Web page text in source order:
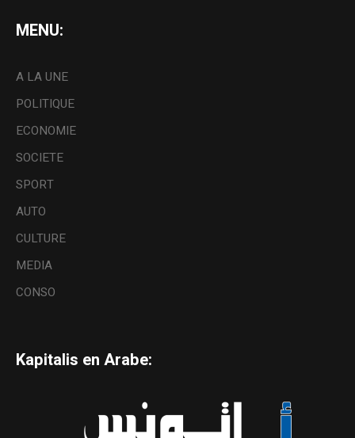
MENU:
A LA UNE
POLITIQUE
ECONOMIE
SOCIETE
SPORT
AUTO
CULTURE
MEDIA
CONSO
Kapitalis en Arabe: